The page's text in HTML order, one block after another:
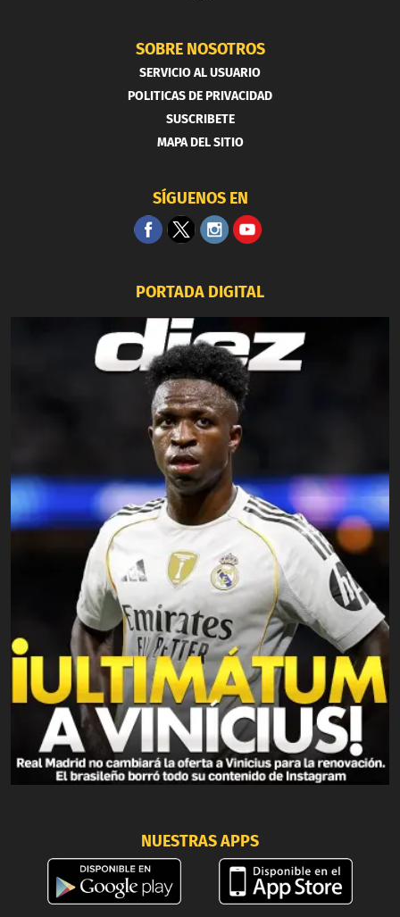
SOBRE NOSOTROS
SERVICIO AL USUARIO
POLITICAS DE PRIVACIDAD
SUSCRIBETE
MAPA DEL SITIO
SÍGUENOS EN
PORTADA DIGITAL
NUESTRAS APPS